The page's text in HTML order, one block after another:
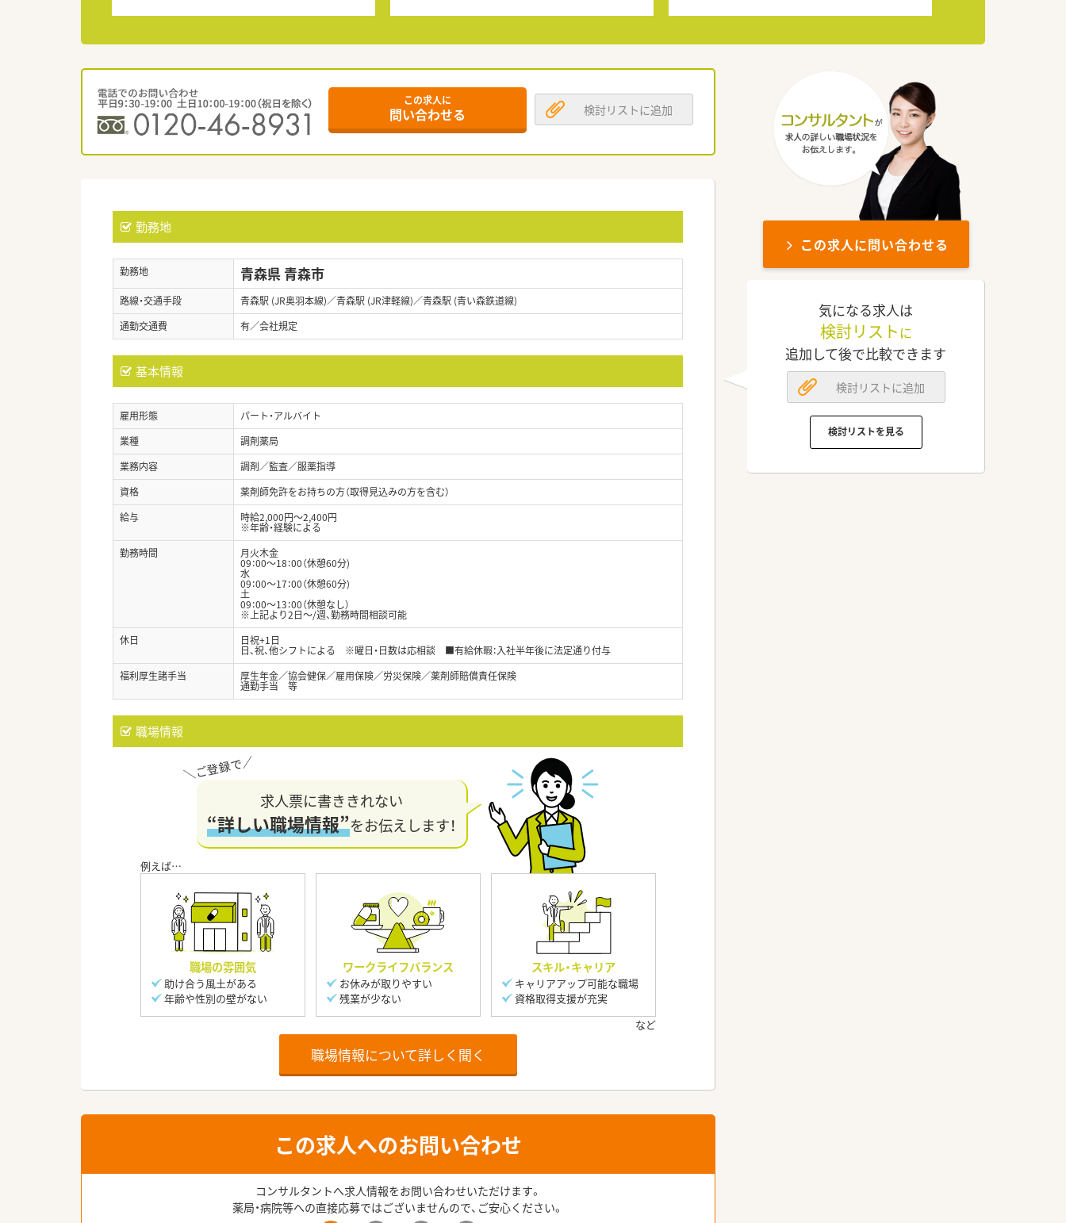
この求人に
問い合わせる 検討リストに追加
勤務地
勤務地 青森県 青森市
路線・交通手段
青森駅 (JR奥羽本線)／青森駅 (JR津軽線)／青森駅 (青い森鉄道線)
通勤交通費
有／会社規定
基本情報
雇用形態
パート・アルバイト
業種
調剤薬局
業務内容
調剤／監査／服薬指導
資格
薬剤師免許をお持ちの方（取得見込みの方を含む）
給与
時給2,000円～2,400円
※年齢・経験による
勤務時間
月火木金
09：00～18：00（休憩60分)
水
09：00～17：00（休憩60分)
土
09：00～13：00（休憩なし）
※上記より2日～/週、勤務時間相談可能
休日
日祝+1日
日、祝、他シフトによる ※曜日・日数は応相談 ■有給休暇：入社半年後に法定通り付与
福利厚生諸手当
厚生年金／協会健保／雇用保険／労災保険／薬剤師賠償責任保険
通勤手当 等
職場情報
求人票に書ききれない
“詳しい職場情報”をお伝えします！
職場の雰囲気
助け合う風土がある
年齢や性別の壁がない
ワークライフバランス
お休みが取りやすい
残業が少ない
スキル・キャリア
キャリアアップ可能な職場
資格取得支援が充実
職場情報について詳しく聞く
この求人へのお問い合わせ
コンサルタントへ求人情報をお問い合わせいただけます。
薬局・病院等への直接応募ではございませんので、ご安心ください。
この求人に問い合わせる
気になる求人は
検討リスト に
追加して後で比較できます
検討リストに追加
検討リストを見る